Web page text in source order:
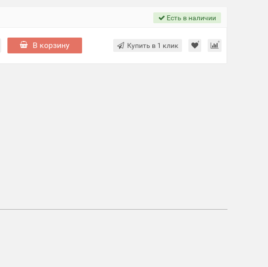
Есть в наличии
В корзину Купить в 1 клик